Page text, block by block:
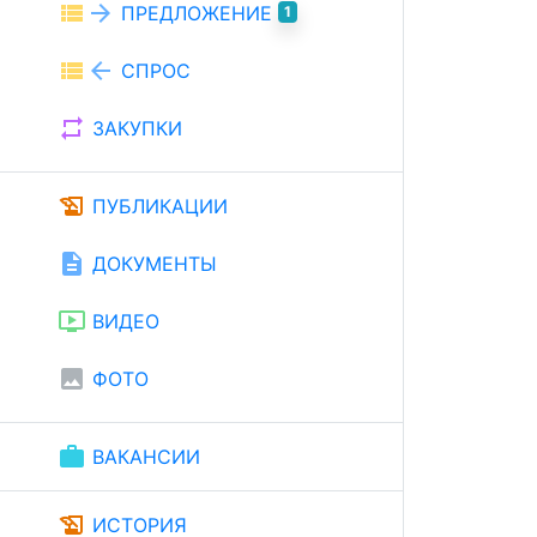
view_list arrow_forward ПРЕДЛОЖЕНИЕ 1
view_list arrow_back СПРОС
repeat ЗАКУПКИ
history_edu ПУБЛИКАЦИИ
description ДОКУМЕНТЫ
ondemand_video ВИДЕО
image ФОТО
work ВАКАНСИИ
history_edu ИСТОРИЯ